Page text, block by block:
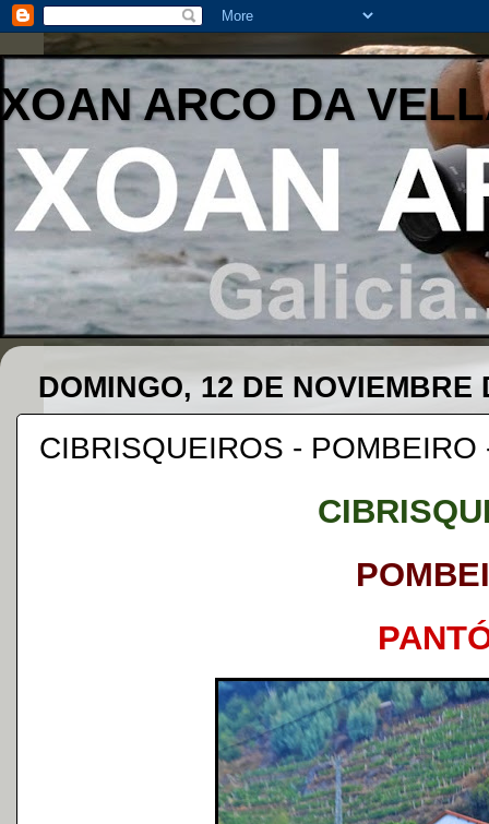
XOAN ARCO DA
DOMINGO, 12 DE NOVIEMBRE
CIBRISQUEIROS - POMBEIRO